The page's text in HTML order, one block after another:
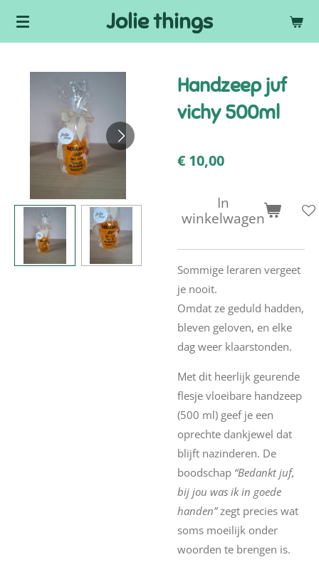
Ga
hoofdinhoud
Jolie things
Handzeep juf
vichy 500ml
€ 10,00
In
winkelwagen
Sommige leraren vergeet
je nooit.
Omdat ze geduld hadden,
bleven geloven, en elke
dag weer klaarstonden.
Met dit heerlijk geurende
flesje vloeibare handzeep
(500 ml) geef je een
oprechte dankjewel dat
blijft nazinderen. De
boodschap “Bedankt juf,
bij jou was ik in goede
handen”zegt precies wat
soms moeilijk onder
woorden te brengen is.